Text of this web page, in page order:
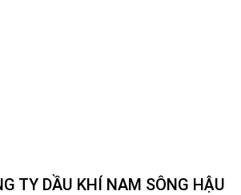
TY DẦU KHÍ NAM SÔNG HẬU